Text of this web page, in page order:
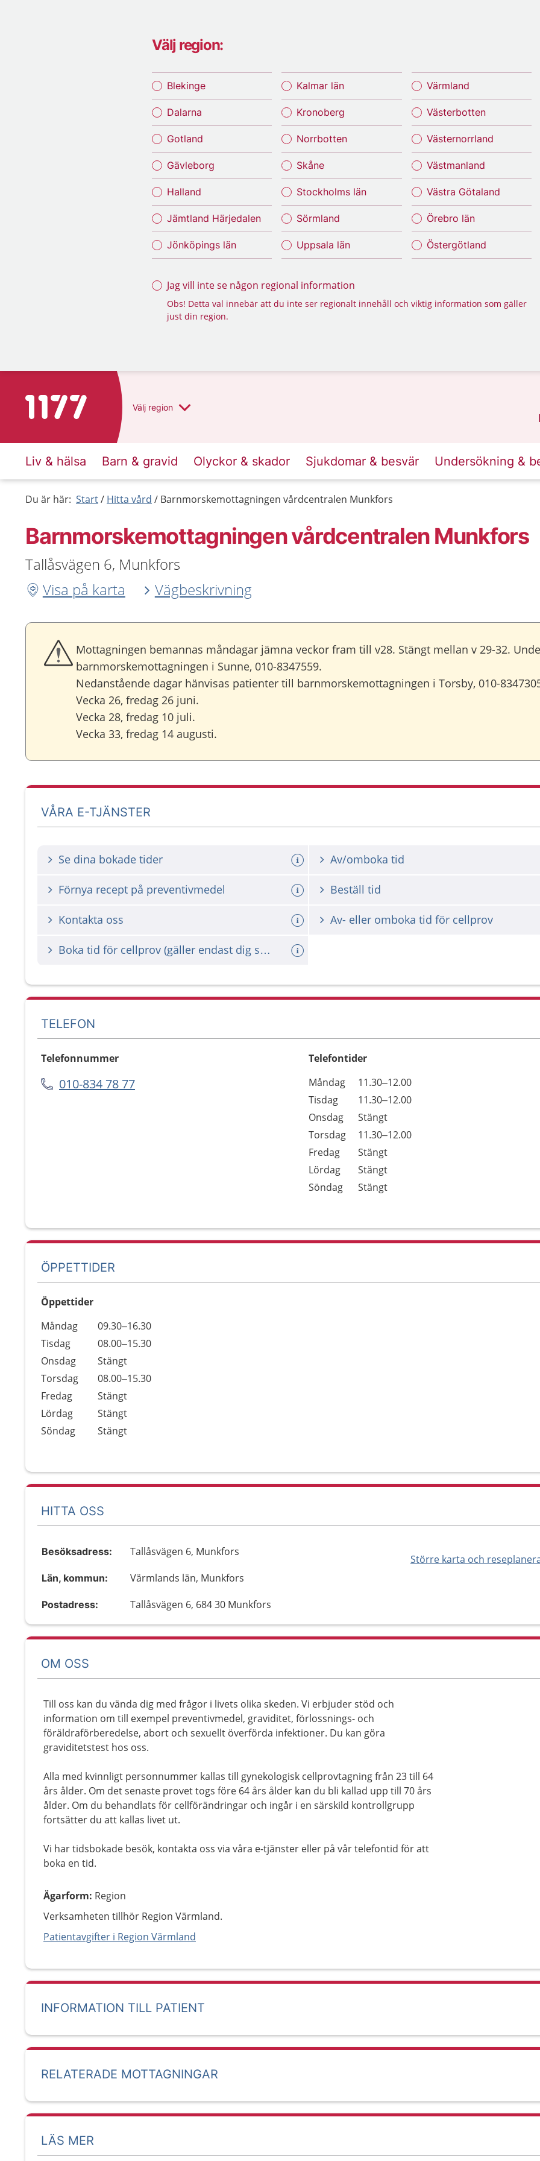
Välj region:
Blekinge
Dalarna
Gotland
Gävleborg
Halland
Jämtland Härjedalen
Jönköpings län
Kalmar län
Kronoberg
Norrbotten
Skåne
Stockholms län
Sörmland
Uppsala län
Värmland
Västerbotten
Västernorrland
Västmanland
Västra Götaland
Örebro län
Östergötland
Jag vill inte se någon regional information
Obs! Detta val innebär att du inte ser regionalt innehåll och viktig information som gäller
just din region.
Till startsidan för 1177 Välj region
Liv & hälsa Barn & gravid Olyckor & skador Sjukdomar & besvär Undersökning &
Du är här: Start Hitta vård Barnmorskemottagningen vårdcentralen Munkfors
Barnmorskemottagningen vårdcentralen Munkfors
Tallåsvägen 6, Munkfors
Visa på karta
Vägbeskrivning
Mottagningen bemannas måndagar jämna veckor fram till v28. Stängt mellan v 29-32.
barnmorskemottagningen i Sunne, 010-8347559.
Nedanstående dagar hänvisas patienter till barnmorskemottagningen i Torsby, 010-
Vecka 26, fredag 26 juni.
Vecka 28, fredag 10 juli.
Vecka 33, fredag 14 augusti.
VÅRA E-TJÄNSTER
Se dina bokade tider Av/omboka tid
Förnya recept på preventivmedel Beställ tid
Kontakta oss Av- eller omboka tid för cellprov
Boka tid för cellprov (gäller endast dig som fått kallelse)
TELEFON
Telefonnummer
010-834 78 77
Telefontider
Dag
Öppettider
Kommentarer
Måndag
11.30–12.00
Tisdag
11.30–12.00
Onsdag
Stängt
Torsdag
11.30–12.00
Fredag
Stängt
Lördag
Stängt
Söndag
Stängt
ÖPPETTIDER
Öppettider
Dag
Öppettider
Kommentarer
Måndag
09.30–16.30
Tisdag
08.00–15.30
Onsdag
Stängt
Torsdag
08.00–15.30
Fredag
Stängt
Lördag
Stängt
Söndag
Stängt
HITTA OSS
Större karta och
Besöksadress: Tallåsvägen 6, Munkfors
Län, kommun: Värmlands län, Munkfors
Postadress: Tallåsvägen 6, 684 30 Munkfors
OM OSS
Till oss kan du vända dig med frågor i livets olika skeden. Vi erbjuder stöd och
information om till exempel preventivmedel, graviditet, förlossnings- och
föräldraförberedelse, abort och sexuellt överförda infektioner. Du kan göra
graviditetstest hos oss.
Alla med kvinnligt personnummer kallas till gynekologisk cellprovtagning från 23 till 64
års ålder. Om det senaste provet togs före 64 års ålder kan du bli kallad upp till 70 års
ålder. Om du behandlats för cellförändringar och ingår i en särskild kontrollgrupp
fortsätter du att kallas livet ut.
Vi har tidsbokade besök, kontakta oss via våra e-tjänster eller på vår telefontid för att
boka en tid.
Ägarform: Region
Verksamheten tillhör Region Värmland.
Patientavgifter i Region Värmland
INFORMATION TILL PATIENT
RELATERADE MOTTAGNINGAR
LÄS MER